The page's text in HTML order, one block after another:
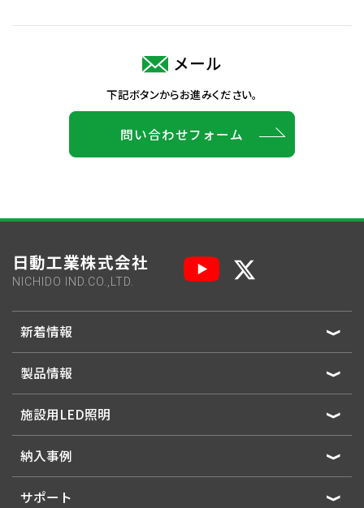
メール
下記ボタンからお進みください。
問い合わせフォーム
日動工業株式会社
NICHIDO IND.CO.,LTD.
新着情報
製品情報
施設用LED照明
納入事例
サポート